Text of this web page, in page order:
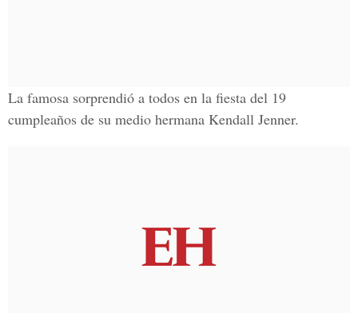
La famosa sorprendió a todos en la fiesta del 19
cumpleaños de su medio hermana Kendall Jenner.